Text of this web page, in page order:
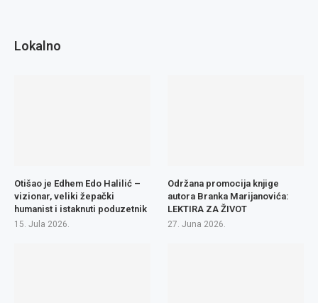
Lokalno
Otišao je Edhem Edo Halilić –
vizionar, veliki žepački
humanist i istaknuti poduzetnik
15. Jula 2026.
Održana promocija knjige
autora Branka Marijanovića:
LEKTIRA ZA ŽIVOT
27. Juna 2026.